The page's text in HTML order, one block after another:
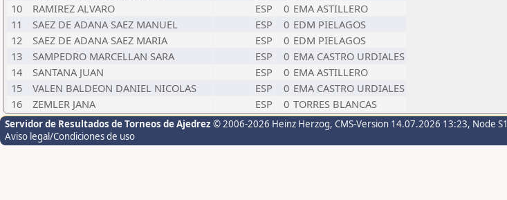
10
RAMIREZ ALVARO ESP 0 EMA ASTILLERO
11
SAEZ DE ADANA SAEZ MANUEL ESP 0 EDM PIELAGOS
12
SAEZ DE ADANA SAEZ MARIA ESP 0 EDM PIELAGOS
13
SAMPEDRO MARCELLAN SARA ESP 0 EMA CASTRO URDIALES
14
SANTANA JUAN ESP 0 EMA ASTILLERO
15
VALEN BALDEON DANIEL NICOLAS ESP 0 EMA CASTRO URDIALES
16
ZEMLER JANA ESP 0 TORRES BLANCAS
Servidor de Resultados de Torneos de Ajedrez © 2006-2026 Heinz Herzog, CMS-Version 14.07.2026 13:23, Node S1
Aviso legal/Condiciones de uso